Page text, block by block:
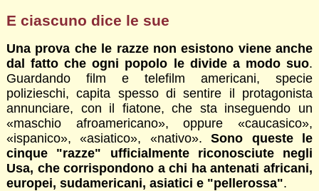
E ciascuno dice le sue
Una prova che le razze non esistono viene anche
dal fatto che ogni popolo le divide a modo suo.
Guardando film e telefilm americani, specie
polizieschi, capita spesso di sentire il protagonista
annunciare, con il fiatone, che sta inseguendo un
«maschio afroamericano», oppure «caucasico»,
«ispanico», «asiatico», «nativo».Sono queste le
cinque "razze" ufficialmente riconosciute negli
Usa, che corrispondono a chi ha antenati africani,
europei, sudamericani, asiatici e "pellerossa".